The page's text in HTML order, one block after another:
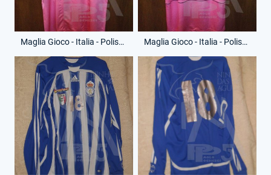
Maglia Gioco - Italia - Polisportiva Castellarano - Anno 2010 - 2 - (Fronte) Maglia Gioco - Italia - Polisportiva Castellarano - Anno 2010 - 2 - (Retro)